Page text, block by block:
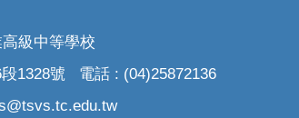
級中等學校
1328號 電話 : (04)25872136